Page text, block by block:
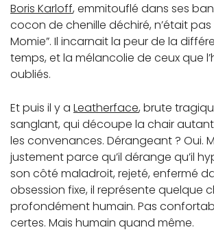
Boris Karloff, emmitouflé dans ses
cocon de chenille déchiré, n’était pas
Momie”. Il incarnait la peur de la
temps, et la mélancolie de ceux que
oubliés.
Et puis il y a Leatherface, brute
sanglant, qui découpe la chair
les convenances. Dérangeant ? Oui.
justement parce qu’il dérange qu’il
son côté maladroit, rejeté, enfermé
obsession fixe, il représente quelque
profondément humain. Pas
certes. Mais humain quand même.